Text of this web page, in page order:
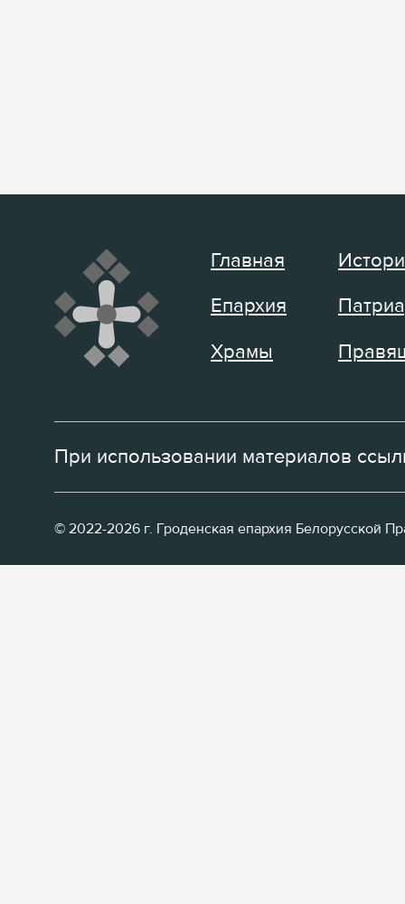
Главная
Епархия
Храмы
При использовании материалов
© 2022-2026 г. Гроденская епархия Белорусской